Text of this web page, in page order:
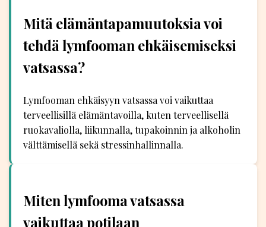
Mitä elämäntapamuutoksia voi
tehdä lymfooman ehkäisemiseksi
vatsassa?
Lymfooman ehkäisyyn vatsassa voi vaikuttaa
terveellisillä elämäntavoilla, kuten terveellisellä
ruokavaliolla, liikunnalla, tupakoinnin ja alkoholin
välttämisellä sekä stressinhallinnalla.
Miten lymfooma vatsassa
vaikuttaa potilaan